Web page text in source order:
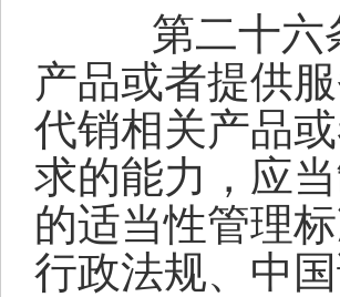
第二十六
产品或者提供
代销相关产品
求的能力，应
的适当性管理
行政法规、中